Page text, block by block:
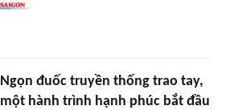
Ngọn đuốc truyền thống trao tay,
một hành trình hạnh phúc bắt đầu